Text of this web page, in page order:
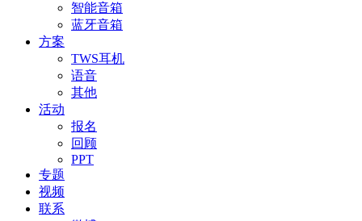
智能音箱
蓝牙音箱
方案
TWS耳机
语音
其他
活动
报名
回顾
PPT
专题
视频
联系